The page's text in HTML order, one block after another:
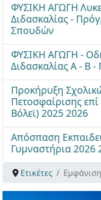
ΦΥΣΙΚΗ ΑΓΩΓΗ
Διδασκαλίας -
Σπουδών
ΦΥΣΙΚΗ ΑΓΩΓΗ -
Διδασκαλίας Α - Β -
Προκήρυξη
Πετοσφαίρισης
Βόλεϊ) 2025 2026
Απόσπαση
Γυμναστήρια 2026
Ετικέτες